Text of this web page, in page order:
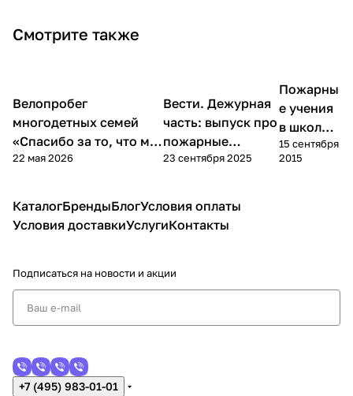
Смотрите также
22 мая 2026
Велопробег
многодетных семей
«Спасибо за то, что мы
живы!» в Измайлово
23 сентября 2025
Вести. Дежурная
часть: выпуск про
пожарные
извещатели
Новости
15 сентября
2015
Пожарны
е учения
в школе
№20
КаталогБрендыБлогУсловия оплаты
Условия доставкиУслугиКонтакты
Подписаться на новости и акции
+7 (495) 983-01-01